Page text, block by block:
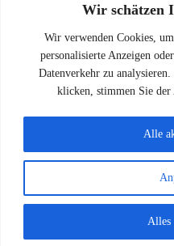
Wir schätzen
Wir verwenden Cookies,
personalisierte Anzeigen
Datenverkehr zu
klicken, stimmen Sie der
Alles
Alle
© 2026 SV